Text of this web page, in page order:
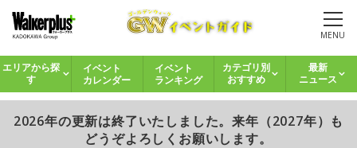
MENU
エリアから探
す
イベント
カレンダー
イベント
ランキング
カテゴリ別
おすすめ
最新
ニュース
2026年の更新は終了いたしました。来年（2027年）も
どうぞよろしくお願いします。